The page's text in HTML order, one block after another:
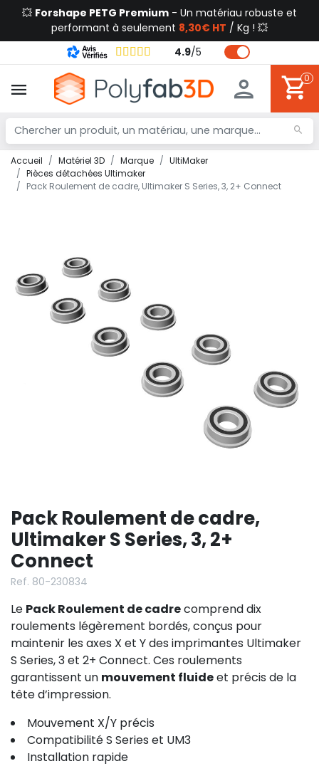
💥 Forshape PETG Premium - Un matériau robuste et
performant à seulement 8,30€ HT / Kg ! 💥
4.9/5
0
Accueil Matériel 3D Marque
UltiMaker
Pièces détachées Ultimaker
Pack Roulement de cadre, Ultimaker S Series, 3, 2+ Connect
Pack Roulement de cadre,
Ultimaker S Series, 3, 2+
Connect
Ref. 80-230834
Le Pack Roulement de cadrecomprend dix
roulements légèrement bordés, conçus pour
maintenir les axes X et Y des imprimantes Ultimaker
S Series, 3 et 2+ Connect. Ces roulements
garantissent un mouvement fluideet précis de la
tête d’impression.
Mouvement X/Y précis
Compatibilité S Series et UM3
Installation rapide